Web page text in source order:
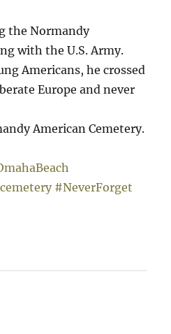
the Normandy
with the U.S. Army.
Americans, he crossed
Europe and never
American Cemetery.
#NeverForget